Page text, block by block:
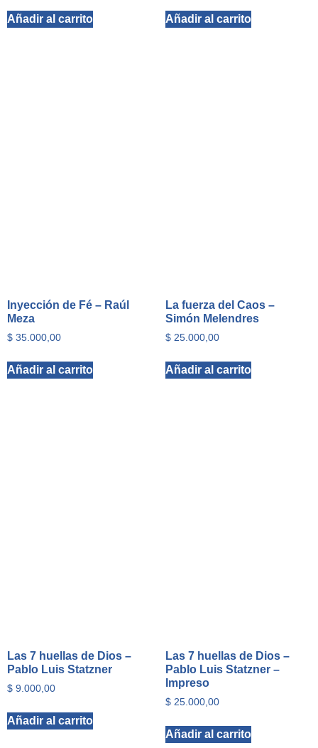
Añadir al carrito Añadir al carrito
Inyección de Fé – Raúl
Meza
$ 35.000,00
Añadir al carrito
La fuerza del Caos –
Simón Melendres
$25.000,00
Añadir al carrito
Las 7 huellas de Dios –
Pablo Luis Statzner
$ 9.000,00
Añadir al carrito
Las 7 huellas de Dios –
Pablo Luis Statzner –
Impreso
$25.000,00
Añadir al carrito